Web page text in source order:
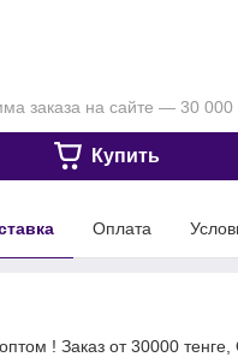
заказа на сайте — 30 000
Купить
Оплата
! Заказ от 30000